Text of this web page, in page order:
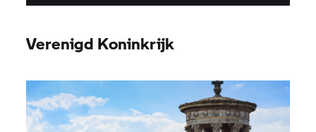
Verenigd Koninkrijk